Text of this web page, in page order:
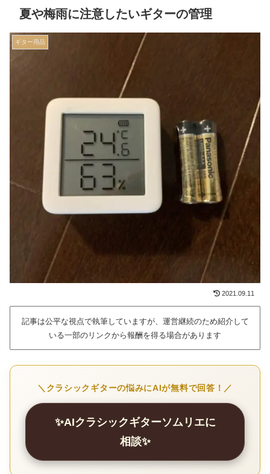
夏や梅雨に注意したいギターの管理
ギター用品
2021.09.11
記事は公平な視点で執筆していますが、運営継続のため紹介して
いる一部のリンクから報酬を得る場合があります
＼クラシックギターの悩みにAIが無料で回答！／
✨AIクラシックギターソムリエに
相談✨